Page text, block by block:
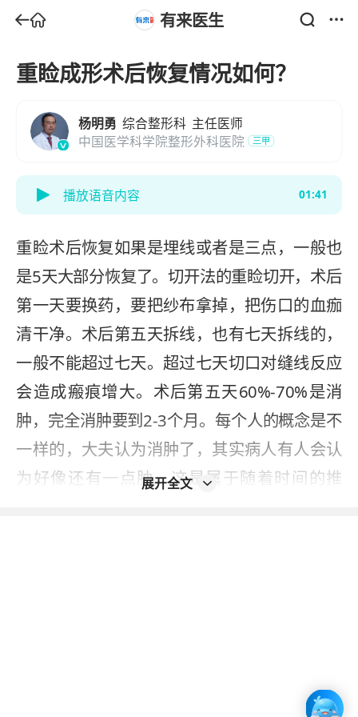
有来医生
重睑成形术后恢复情况如何？
杨明勇 综合整形科 主任医师
中国医学科学院整形外科医院
三甲
播放语音内容 01:41
重睑术后恢复如果是埋线或者是三点，一般也
是5天大部分恢复了。切开法的重睑切开，术后
第一天要换药，要把纱布拿掉，把伤口的血痂
清干净。术后第五天拆线，也有七天拆线的，
一般不能超过七天。超过七天切口对缝线反应
会造成瘢痕增大。术后第五天60%-70%是消
肿，完全消肿要到2-3个月。每个人的概念是不
一样的，大夫认为消肿了，其实病人有人会认
为好像还有一点肿，这是属于随着时间的推
展开全文